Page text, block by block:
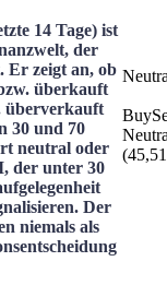
14 Tage) ist
der
Er zeigt an, ob
überkauft
überverkauft
30 und 70
neutral oder
der unter 30
Der
niemals als
Buy
(45,51